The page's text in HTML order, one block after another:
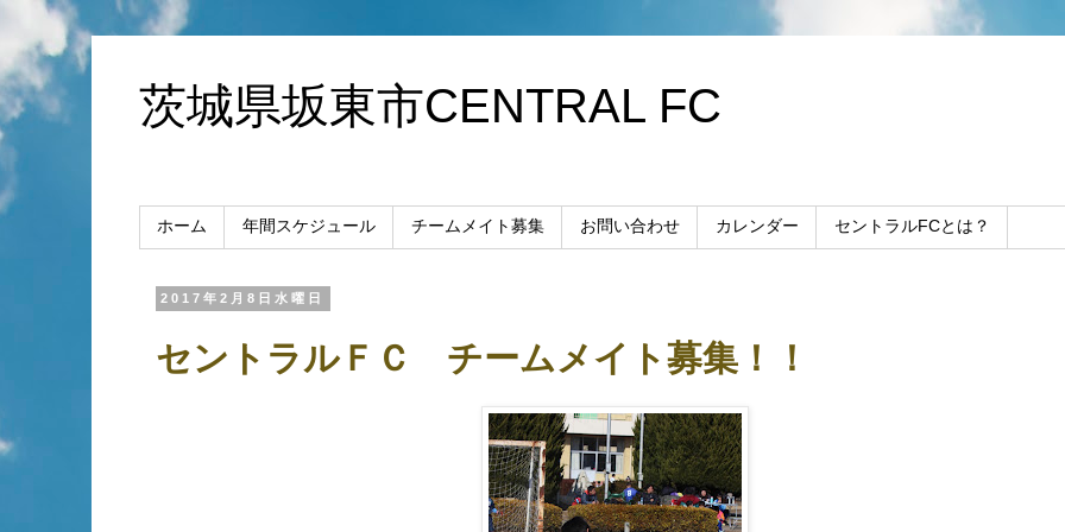
茨城県坂東市CENTRAL FC
ホーム 年間スケジュール チームメイト募集 お問い合わせ カレンダー セントラルFCとは？
2017年2月8日水曜日
セントラルＦＣ チームメイト募集！！